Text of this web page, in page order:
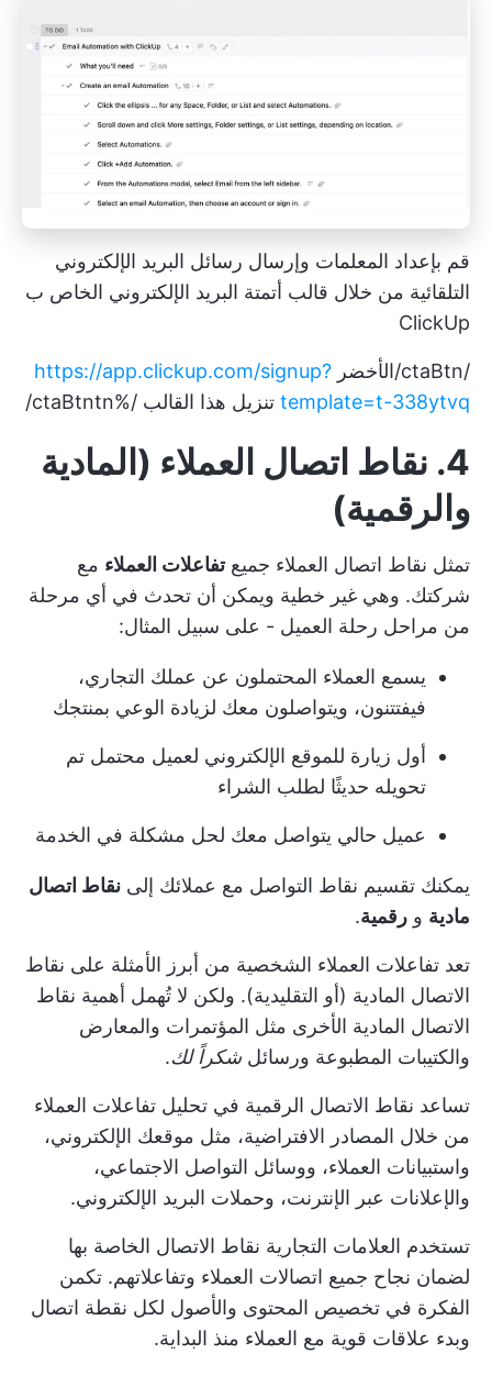
قم بإعداد المعلمات وإرسال رسائل البريد الإلكتروني
التلقائية من خلال قالب أتمتة البريد الإلكتروني الخاص ب
ClickUp
/ctaBtn/الأخضر
https://app.clickup.com/signup?
template=t-338ytvq تنزيل هذا القالب /%ctaBtntn/
4. نقاط اتصال العملاء (المادية
والرقمية)
تمثل نقاط اتصال العملاء جميعتفاعلات العملاء مع
شركتك. وهي غير خطية ويمكن أن تحدث في أي مرحلة
من مراحل رحلة العميل - على سبيل المثال:
يسمع العملاء المحتملون عن عملك التجاري،
فيفتتنون، ويتواصلون معك لزيادة الوعي بمنتجك
أول زيارة للموقع الإلكتروني لعميل محتمل تم
تحويله حديثًا لطلب الشراء
عميل حالي يتواصل معك لحل مشكلة في الخدمة
يمكنك تقسيم نقاط التواصل مع عملائك إلى نقاط اتصال
مادية و رقمية.
تعد تفاعلات العملاء الشخصية من أبرز الأمثلة على نقاط
الاتصال المادية (أو التقليدية). ولكن لا تُهمل أهمية نقاط
الاتصال المادية الأخرى مثل المؤتمرات والمعارض
والكتيبات المطبوعة ورسائل شكراً لك.
تساعد نقاط الاتصال الرقمية في تحليل تفاعلات العملاء
من خلال المصادر الافتراضية، مثل موقعك الإلكتروني،
واستبيانات العملاء، ووسائل التواصل الاجتماعي،
والإعلانات عبر الإنترنت، وحملات البريد الإلكتروني.
تستخدم العلامات التجارية نقاط الاتصال الخاصة بها
لضمان نجاح جميع اتصالات العملاء وتفاعلاتهم. تكمن
الفكرة في تخصيص المحتوى والأصول لكل نقطة اتصال
وبدء علاقات قوية مع العملاء منذ البداية.